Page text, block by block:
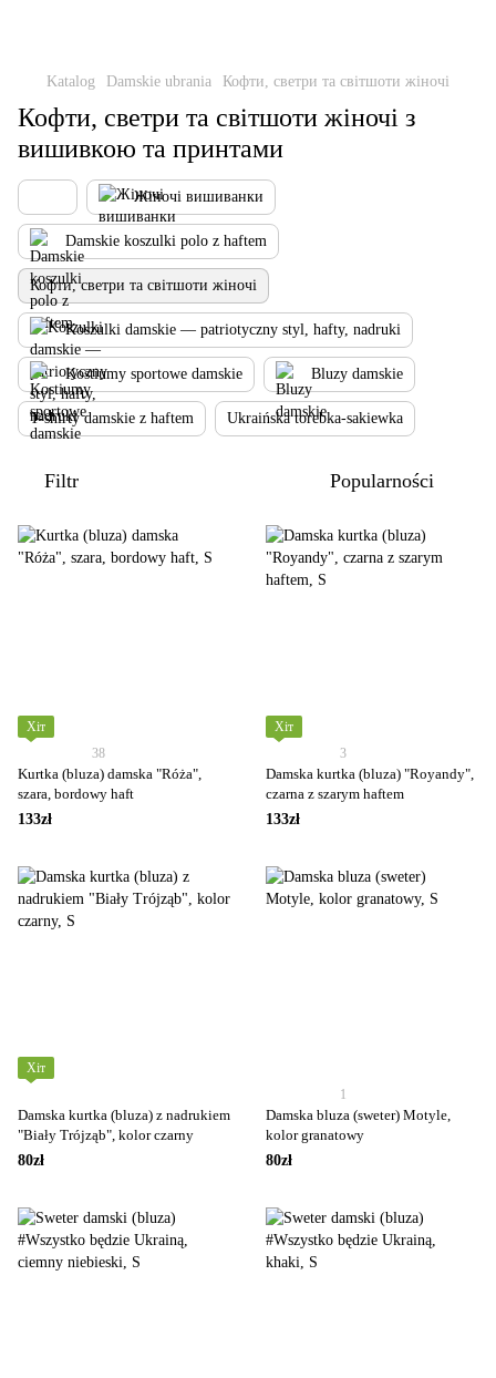
Katalog Damskie ubrania Кофти, светри та світшоти жіночі
Кофти, светри та світшоти жіночі з
вишивкою та принтами
Жіночі вишиванки
Damskie koszulki polo z haftem
Кофти, светри та світшоти жіночі
Koszulki damskie — patriotyczny styl, hafty, nadruki
Kostiumy sportowe damskie Bluzy damskie
T-shirty damskie z haftem Ukraińska torebka-sakiewka
Filtr Popularności
Хіт
38
Kurtka (bluza) damska "Róża",
szara, bordowy haft
133zł
Хіт
3
Damska kurtka (bluza) "Royandy",
czarna z szarym haftem
133zł
Хіт
Damska kurtka (bluza) z nadrukiem
"Biały Trójząb", kolor czarny
80zł
1
Damska bluza (sweter) Motyle,
kolor granatowy
80zł